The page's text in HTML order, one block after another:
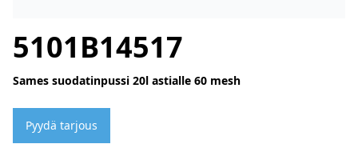
5101B14517
Sames suodatinpussi 20l astialle 60 mesh
Pyydä tarjous